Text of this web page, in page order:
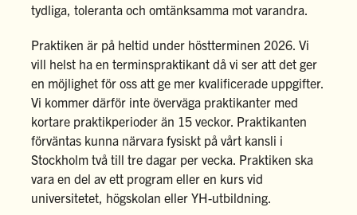
tydliga, toleranta och omtänksamma mot varandra.
Praktiken är på heltid under höstterminen 2026. Vi
vill helst ha en terminspraktikant då vi ser att det ger
en möjlighet för oss att ge mer kvalificerade uppgifter.
Vi kommer därför inte överväga praktikanter med
kortare praktikperioder än 15 veckor. Praktikanten
förväntas kunna närvara fysiskt på vårt kansli i
Stockholm två till tre dagar per vecka. Praktiken ska
vara en del av ett program eller en kurs vid
universitetet, högskolan eller YH-utbildning.